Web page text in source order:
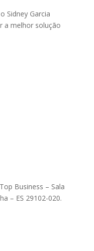
Sidney Garcia
a melhor solução
Business – Sala
– ES 29102-020.